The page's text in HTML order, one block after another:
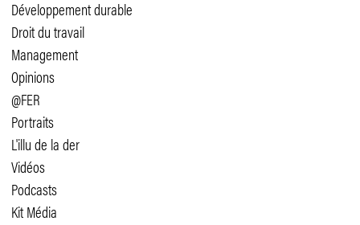
Développement durable
Droit du travail
Management
Opinions
@FER
Portraits
L'illu de la der
Vidéos
Podcasts
Kit Média